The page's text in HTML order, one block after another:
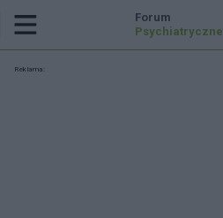
Forum
Psychiatryczne
Reklama: